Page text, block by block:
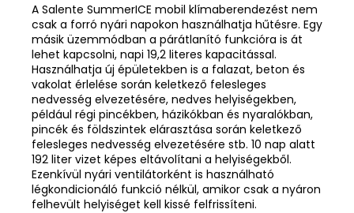
A Salente SummerICE mobil klímaberendezést nem
csak a forró nyári napokon használhatja hűtésre. Egy
másik üzemmódban a párátlanító funkcióra is át
lehet kapcsolni, napi 19,2 literes kapacitással.
Használhatja új épületekben is a falazat, beton és
vakolat érlelése során keletkező felesleges
nedvesség elvezetésére, nedves helyiségekben,
például régi pincékben, házikókban és nyaralókban,
pincék és földszintek elárasztása során keletkező
felesleges nedvesség elvezetésére stb. 10 nap alatt
192 liter vizet képes eltávolítani a helyiségekből.
Ezenkívül nyári ventilátorként is használható
légkondicionáló funkció nélkül, amikor csak a nyáron
felhevült helyiséget kell kissé felfrissíteni.